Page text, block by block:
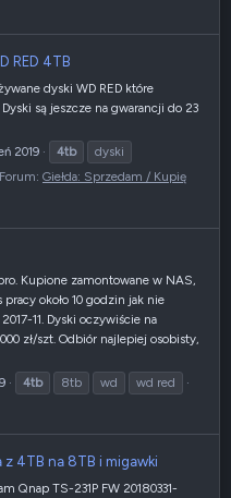
RED 4TB
dyski WD RED które
są jeszcze na gwarancji do 23
2019 4tb
dyski
Forum: Giełda: Sprzedam / Kupię
Kupione zamontowane w NAS,
około 10 godzin jak nie
11. Dyski oczywiście na
zł/szt. Odbiór najlepiej osobisty,
4tb 8tb wd
wd red
z 4TB na 8TB i migawki
Qnap TS-231P FW 20180331-